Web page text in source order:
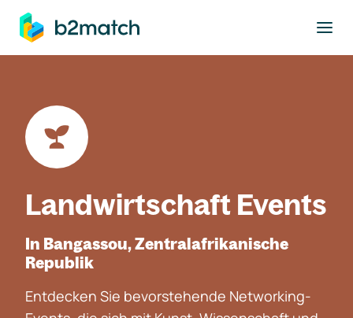
springen
Landwirtschaft Events
In Bangassou, Zentralafrikanische
Republik
Entdecken Sie bevorstehende Networking-